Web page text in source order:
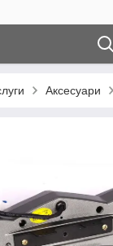
Аксесуари